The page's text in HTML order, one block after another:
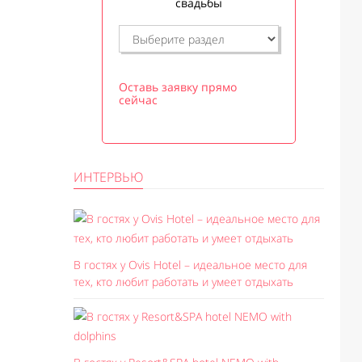
Оставь заявку прямо
сейчас
ИНТЕРВЬЮ
В гостях у Ovis Hotel – идеальное место для
тех, кто любит работать и умеет отдыхать